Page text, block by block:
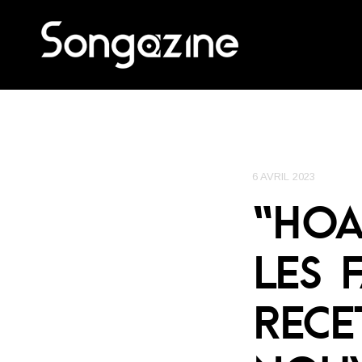
6 AVRIL 2023
LES